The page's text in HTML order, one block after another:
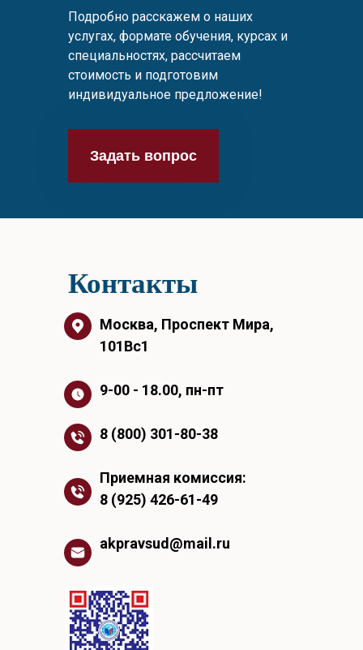
Подробно расскажем о наших
услугах, формате обучения, курсах и
специальностях, рассчитаем
стоимость и подготовим
индивидуальное предложение!
Задать вопрос
Москва, Проспект Мира,
101Вс1
9-00 - 18.00, пн-пт
8 (800) 301-80-38
Приемная комиссия:
8 (925) 426-61-49
akpravsud@mail.ru
Контакты